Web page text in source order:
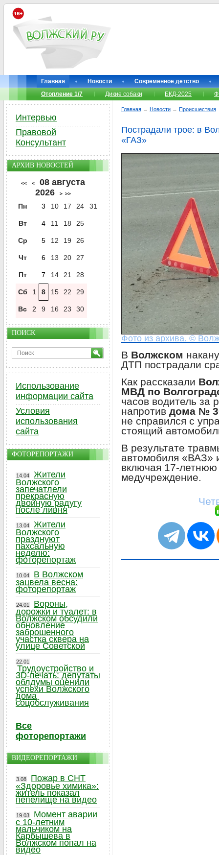
Главная Новости
Современное детство
Отопление 1/7
Дикие собаки БКД-2025
Главная → Новости → Происшествия
Пострадали трое: в
«ГАЗ»
Фото из архива. ©
В Волжском
ДТП пострадали
Как рассказали
МВД по
часов водитель за
напротив дома №
не справился с
стоящий
В результате
автомобиля «ВАЗ»
включая 17-летнюю
медучреждение.
Интервью
Правовой
Консультант
АРХИВ НОВОСТЕЙ
<< <
08 августа
2026
> >>
Пн 3 10 17 24 31
Вт 4 11 18 25
Ср 5 12 19 26
Чт 6 13 20 27
Пт 7 14 21 28
Сб 1 8 15 22 29
Вс 2 9 16 23 30
ПОИСК
Использование
информации сайта
Условия
использования
сайта
ФОТОРЕПОРТАЖИ
14.04
Жители
Волжского
запечатлели
прекрасную
двойную радугу
после ливня
13.04
Жители
Волжского
празднуют
пахсальную
неделю:
фоторепортаж
10.04
В Волжском
зацвела весна:
фоторепортаж
24.01
Вороны,
дорожки и туалет: в
Волжском обсудили
обновление
заброшенного
участка сквера на
улице Советской
22.01
Трудоустройство и
3D-печать: депутаты
облдумы оценили
успехи Волжского
дома
соцобслуживания
Все
фоторепортажи
ВИДЕОРЕПОРТАЖИ
3.08
Пожар в СНТ
«Здоровье химика»:
житель показал
пепелище на видео
19.03
Момент аварии
с 10-летним
мальчиком на
Карбышева в
Волжском попал на
видео